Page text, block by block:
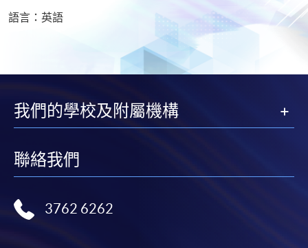
語言：英語
我們的學校及附屬機構
聯絡我們
3762 6262